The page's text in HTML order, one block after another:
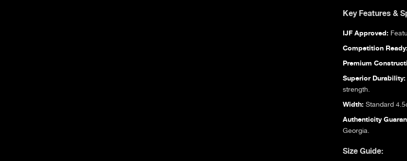
Key Features &
IJF Approved:
Competition Ready:
Premium
Superior Durability:
strength.
Width:Standard
Authenticity
Georgia.
Size Guide: